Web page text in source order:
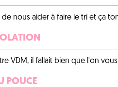
nous aider à faire le tri et ça
VDM, il fallait bien que l'on
POUCE